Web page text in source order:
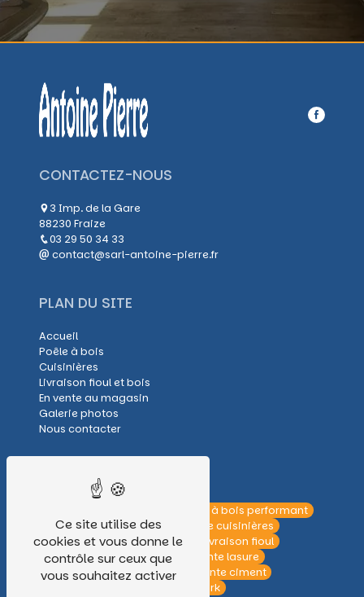
CONTACTEZ-NOUS
3 Imp. de la Gare
88230 Fraize
03 29 50 34 33
contact@sarl-antoine-pierre.fr
PLAN DU SITE
Accueil
Poêle à bois
Cuisinières
Livraison fioul et bois
En vente au magasin
Galerie photos
Nous contacter
NOS PRESTATIONS
Poêle à bois performant
Installation poêle à bois
Vente cuisinières
Livraison bois de chauffage
Livraison fioul
Matériaux de construction
Vente lasure
Vente sable
Vente agglos
Vente ciment
Poêle marque Hark
Ce site utilise des
cookies et vous donne le
contrôle sur ceux que
vous souhaitez activer